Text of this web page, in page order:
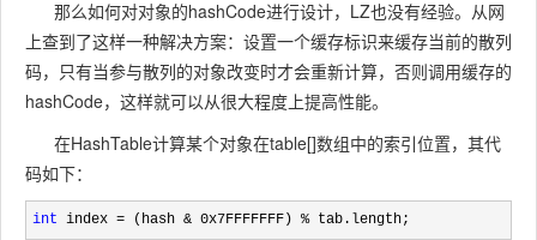
那么如何对对象的hashCode进行设计，LZ也没有经验。从网
上查到了这样一种解决方案：设置一个缓存标识来缓存当前的散列
码，只有当参与散列的对象改变时才会重新计算，否则调用缓存的
hashCode，这样就可以从很大程度上提高性能。
在HashTable计算某个对象在table[]数组中的索引位置，其代
码如下：
int index = (hash & 0x7FFFFFFF) % tab.length;